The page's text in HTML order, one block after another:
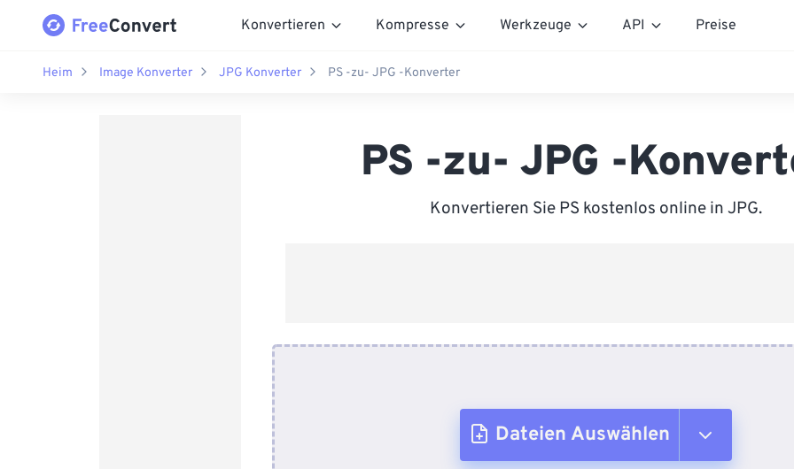
Konvertieren Kompresse Werkzeuge API Preise
Heim Image Konverter JPG Konverter PS -zu- JPG -Konverter
PS -zu- JPG -
Konvertieren Sie PS kostenlos online in JPG.
Dateien Auswählen